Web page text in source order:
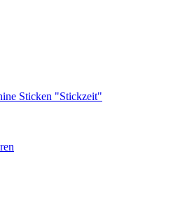
Sticken "Stickzeit"